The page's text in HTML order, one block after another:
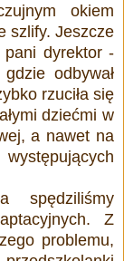
okiem
szlify. Jeszcze
dyrektor -
odbywał
rzuciła się
dziećmi w
a nawet na
spędziliśmy
Z
problemu,